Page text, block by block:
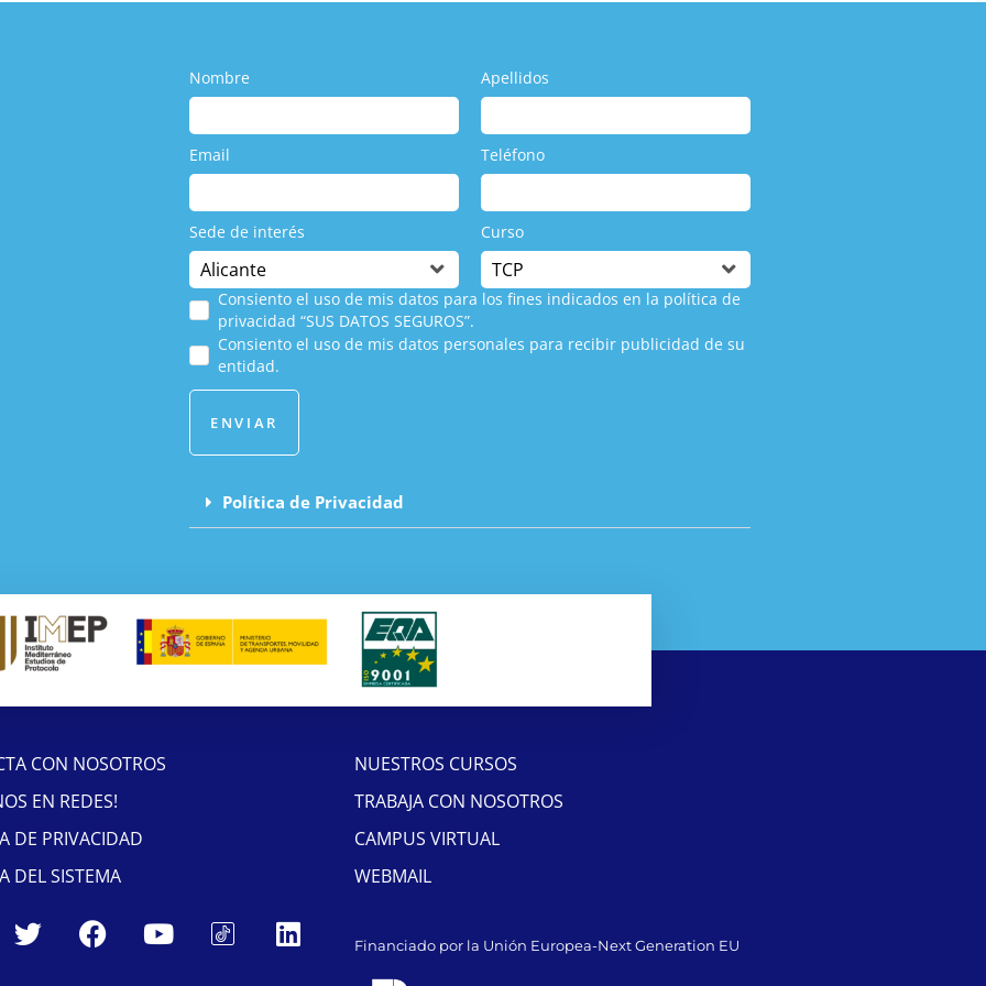
Nombre Apellidos
Email Teléfono
Sede de interés Curso
Consiento el uso de mis datos para los fines indicados en la política de
privacidad “SUS DATOS SEGUROS”.
Consiento el uso de mis datos personales para recibir publicidad de su
entidad.
ENVIAR
Política de Privacidad
CON NOSOTROS
EN REDES!
DE PRIVACIDAD
DEL SISTEMA
NUESTROS CURSOS
TRABAJA CON NOSOTROS
CAMPUS VIRTUAL
WEBMAIL
Financiado por la Unión Europea-Next Generation EU